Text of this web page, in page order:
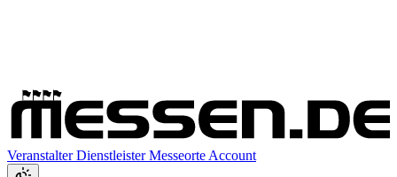
VeranstalterDienstleisterMesseorte Account